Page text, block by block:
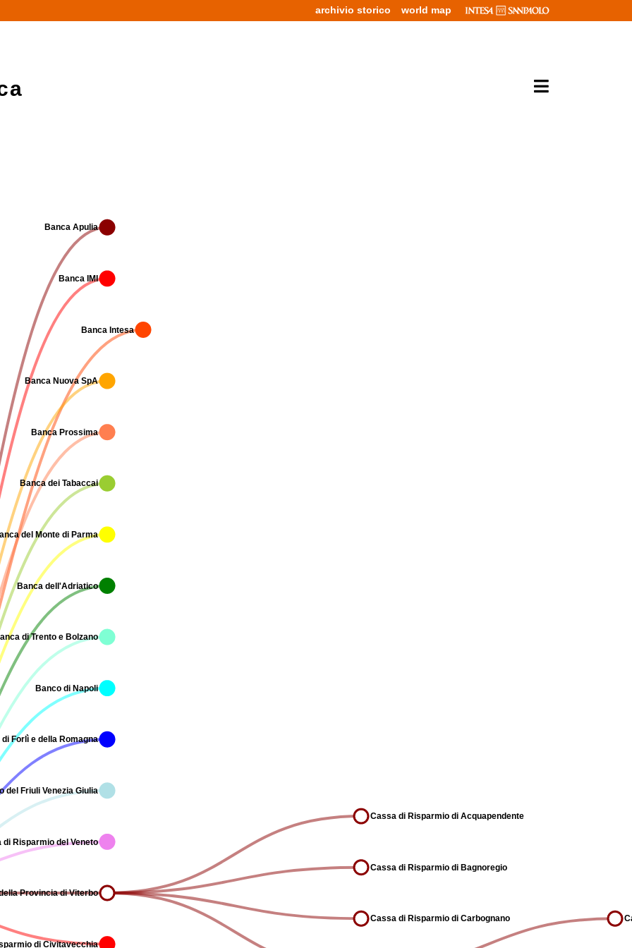
archivio storico world map
di Civitavecchia
Cassa di Risparmio di Carbognano
Cassa di Risparmio di Bagnoregio
Cassa di Risparmio di Acquapendente
Provincia di Viterbo
di Risparmio del Veneto
del Friuli Venezia Giulia
Forlì e della Romagna
Banco di Napoli
di Trento e Bolzano
Banca dell'Adriatico
del Monte di Parma
Banca dei Tabaccai
Banca Prossima
Banca Nuova SpA
Banca Intesa
Banca IMI
Banca Apulia